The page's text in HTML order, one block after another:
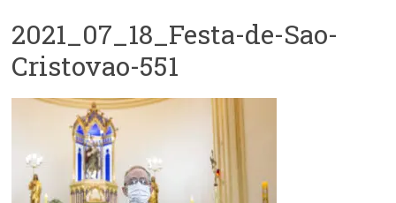
–
Luz
Arquidiocese
Paulo
2021_07_18_Festa-de-Sao-
Cristovao-551